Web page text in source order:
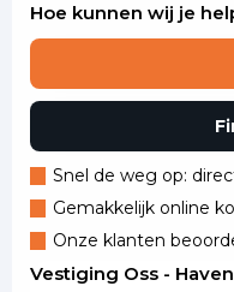
Hoe kunnen wij je
Snel de weg op:
Gemakkelijk online
Onze klanten
Vestiging Oss -